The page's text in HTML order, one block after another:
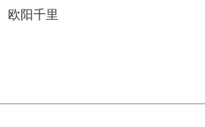
欧阳千里